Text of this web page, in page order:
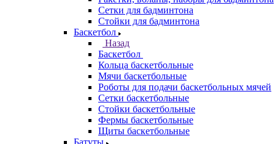
Сетки для бадминтона
Стойки для бадминтона
Баскетбол
Назад
Баскетбол
Кольца баскетбольные
Мячи баскетбольные
Роботы для подачи баскетбольных мячей
Сетки баскетбольные
Стойки баскетбольные
Фермы баскетбольные
Щиты баскетбольные
Батуты